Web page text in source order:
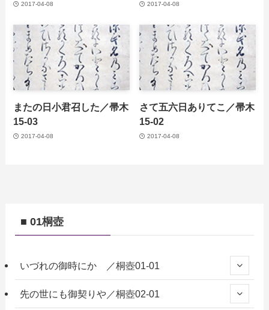
2017-04-08 2017-04-08
またの日小君召した／帚木
15-03
2017-04-08
さて五六日ありてこ／帚木
15-02
2017-04-08
■ 01桐壺
いづれの御時にか ／桐壺01-01
先の世にも御契りや／桐壺02-01